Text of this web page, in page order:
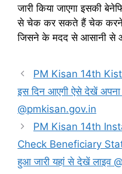
जारी किया जाएगा इसकी
से चेक कर सकते हैं चेक करने
जिसने के मदद से आसानी
PM Kisan 14th Kist
इस दिन आएगी ऐसे देखें अपना
@pmkisan.gov.in
PM Kisan 14th
Check Beneficiary
हुआ जारी यहां से देखें लाइव